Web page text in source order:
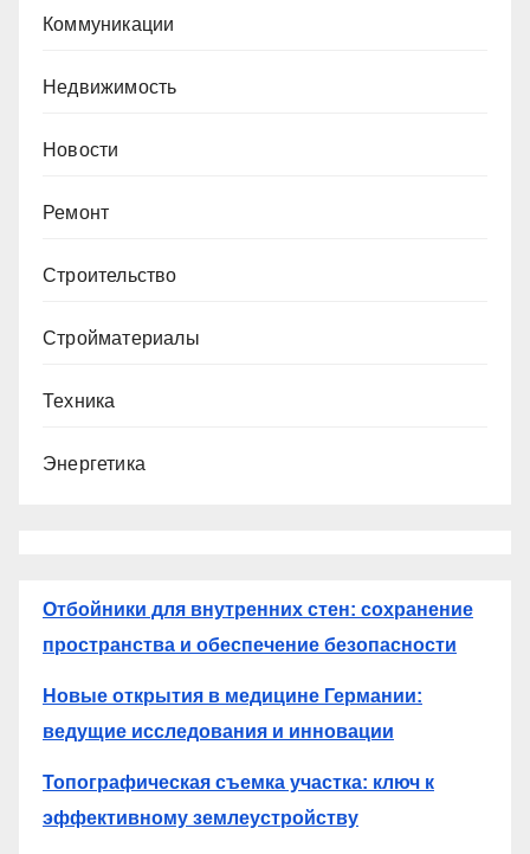
Коммуникации
Недвижимость
Новости
Ремонт
Строительство
Стройматериалы
Техника
Энергетика
Отбойники для внутренних стен: сохранение
пространства и обеспечение безопасности
Новые открытия в медицине Германии:
ведущие исследования и инновации
Топографическая съемка участка: ключ к
эффективному землеустройству